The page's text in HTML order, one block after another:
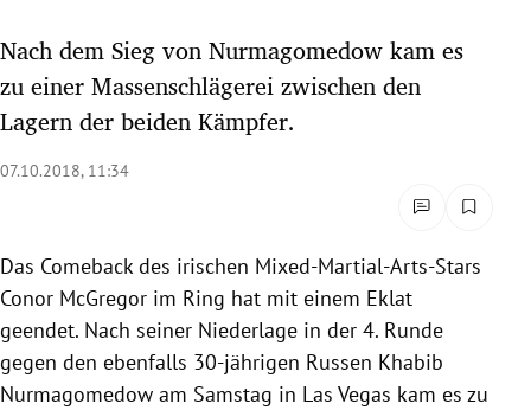
Untermenü
Untermenü
Untermenü
Untermenü
Untermenü
Nach dem Sieg von Nurmagomedow kam es
zu einer Massenschlägerei zwischen den
Lagern der beiden Kämpfer.
07.10.2018, 11:34
Das Comeback des irischen Mixed-Martial-Arts-Stars
Conor McGregor im Ring hat mit einem Eklat
geendet. Nach seiner Niederlage in der 4. Runde
gegen den ebenfalls 30-jährigen Russen Khabib
Nurmagomedow am Samstag in Las Vegas kam es zu